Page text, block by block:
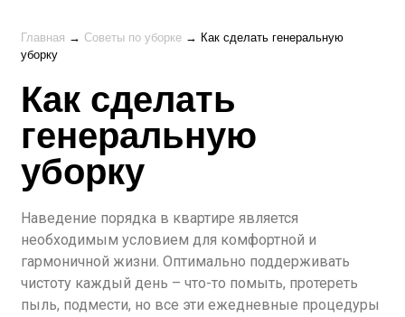
Главная → Советы по уборке → Как сделать генеральную
уборку
Как сделать
генеральную
уборку
Наведение порядка в квартире является
необходимым условием для комфортной и
гармоничной жизни. Оптимально поддерживать
чистоту каждый день – что-то помыть, протереть
пыль, подмести, но все эти ежедневные процедуры